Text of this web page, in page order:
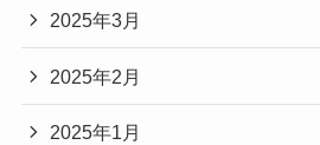
2025年3月
2025年2月
2025年1月